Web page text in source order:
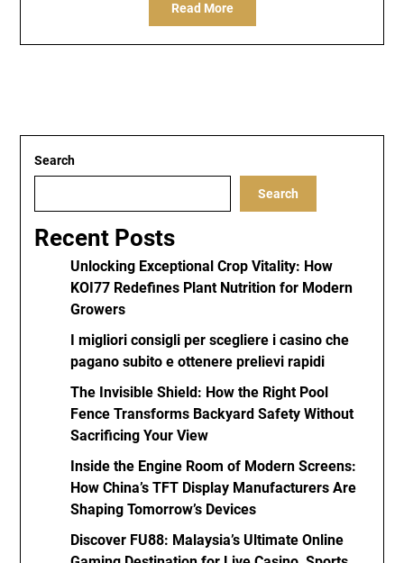
Read More
Search
Search
Recent Posts
Unlocking Exceptional Crop Vitality: How
KOI77 Redefines Plant Nutrition for Modern
Growers
I migliori consigli per scegliere i casino che
pagano subito e ottenere prelievi rapidi
The Invisible Shield: How the Right Pool
Fence Transforms Backyard Safety Without
Sacrificing Your View
Inside the Engine Room of Modern Screens:
How China’s TFT Display Manufacturers Are
Shaping Tomorrow’s Devices
Discover FU88: Malaysia’s Ultimate Online